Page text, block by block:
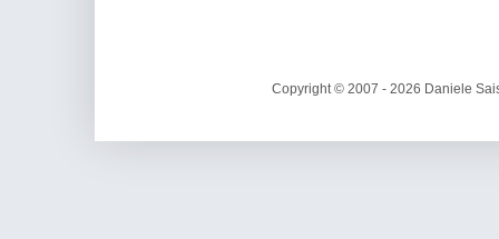
Copyright © 2007 - 2026 Daniele